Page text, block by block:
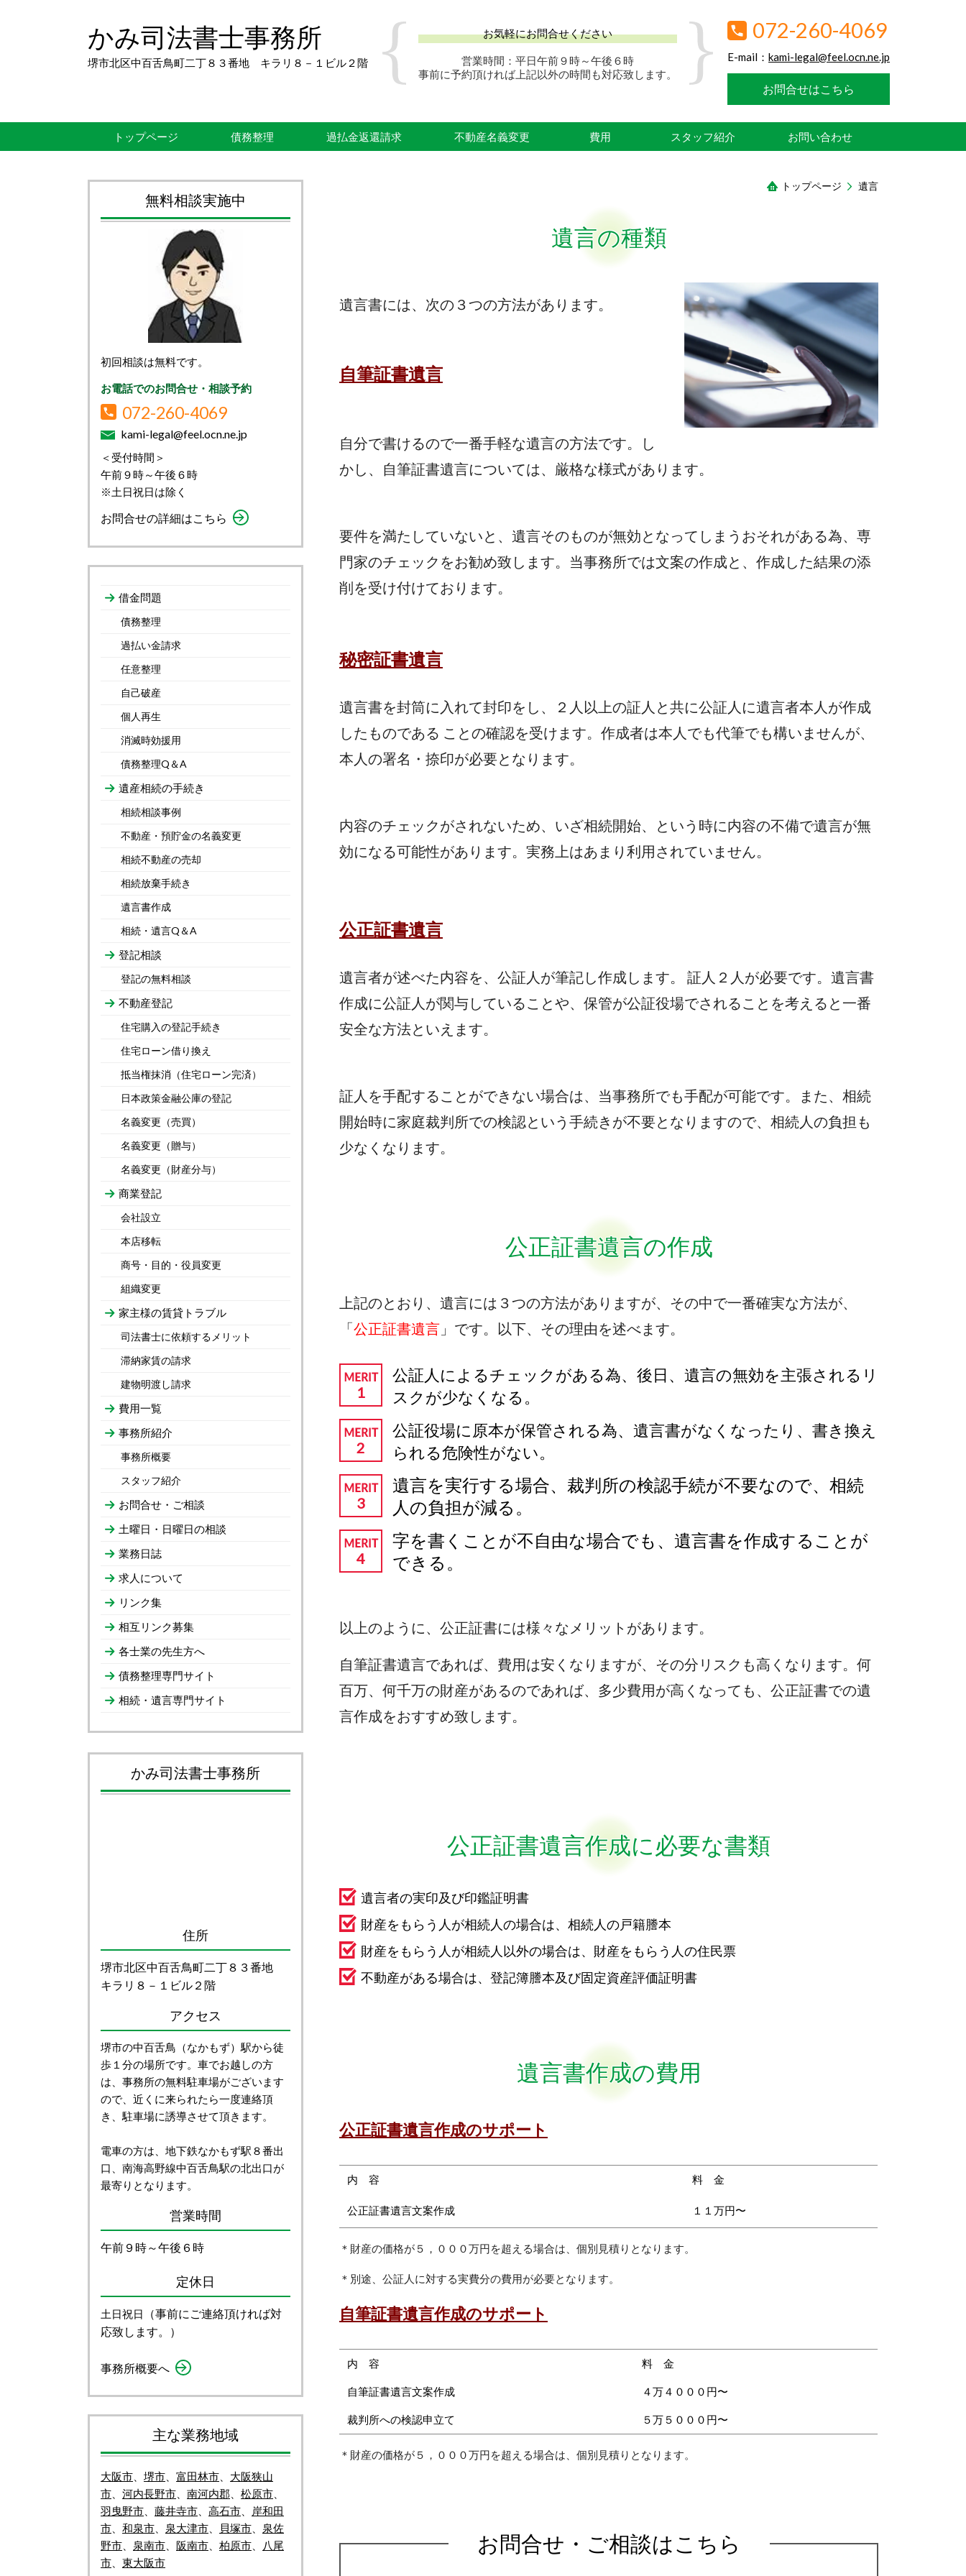
かみ司法書士事務所
堺市北区中百舌鳥町二丁８３番地 キラリ８－１ビル２階
お気軽にお問合せください
営業時間：平日午前９時～午後６時
事前に予約頂ければ上記以外の時間も対応致します。
072-260-4069
E-mail： kami-legal@feel.ocn.ne.jp
お問合せはこちら
トップページ 債務整理 過払金返還請求 不動産名義変更 費用 スタッフ紹介 お問い合わせ
トップページ 遺言
遺言の種類
遺言書には、次の３つの方法があります。
自筆証書遺言
自分で書けるので一番手軽な遺言の方法です。し
かし、自筆証書遺言については、厳格な様式があります。
要件を満たしていないと、遺言そのものが無効となってしまうおそれがある為、専
門家のチェックをお勧め致します。当事務所では文案の作成と、作成した結果の添
削を受け付けております。
秘密証書遺言
遺言書を封筒に入れて封印をし、２人以上の証人と共に公証人に遺言者本人が作成
したものである ことの確認を受けます。作成者は本人でも代筆でも構いませんが、
本人の署名・捺印が必要となります。
内容のチェックがされないため、いざ相続開始、という時に内容の不備で遺言が無
効になる可能性があります。実務上はあまり利用されていません。
公正証書遺言
遺言者が述べた内容を、公証人が筆記し作成します。 証人２人が必要です。遺言書
作成に公証人が関与していることや、保管が公証役場でされることを考えると一番
安全な方法といえます。
証人を手配することができない場合は、当事務所でも手配が可能です。また、相続
開始時に家庭裁判所での検認という手続きが不要となりますので、相続人の負担も
少なくなります。
公正証書遺言の作成
上記のとおり、遺言には３つの方法がありますが、その中で一番確実な方法が、
「公正証書遺言 」です。以下、その理由を述べます。
公証人によるチェックがある為、後日、遺言の無効を主張されるリ
スクが少なくなる。
公証役場に原本が保管される為、遺言書がなくなったり、書き換え
られる危険性がない。
遺言を実行する場合、裁判所の検認手続が不要なので、相続
人の負担が減る。
字を書くことが不自由な場合でも、遺言書を作成することが
できる。
以上のように、公正証書には様々なメリットがあります。
自筆証書遺言であれば、費用は安くなりますが、その分リスクも高くなります。何
百万、何千万の財産があるのであれば、多少費用が高くなっても、公正証書での遺
言作成をおすすめ致します。
公正証書遺言作成に必要な書類
遺言者の実印及び印鑑証明書
財産をもらう人が相続人の場合は、相続人の戸籍謄本
財産をもらう人が相続人以外の場合は、財産をもらう人の住民票
不動産がある場合は、登記簿謄本及び固定資産評価証明書
遺言書作成の費用
公正証書遺言作成のサポート
内 容 料 金
公正証書遺言文案作成 １１ 万円〜
＊財産の価格が５，０００万円を超える場合は、個別見積りとなります。
＊別途、公証人に対する実費分の費用が必要となります。
自筆証書遺言作成のサポート
内 容 料 金
自筆証書遺言文案作成 ４万４０００円〜
裁判所への検認申立て ５万５０００円〜
＊財産の価格が５，０００万円を超える場合は、個別見積りとなります。
お問合せ・ご相談はこちら
無料相談実施中
初回相談は無料です。
お電話でのお問合せ・相談予約
072-260-4069
kami-legal@feel.ocn.ne.jp
＜受付時間＞
午前９時～午後６時
※土日祝日は除く
お問合せの詳細はこちら
借金問題
債務整理
過払い金請求
任意整理
自己破産
個人再生
消滅時効援用
債務整理Q＆A
遺産相続の手続き
相続相談事例
不動産・預貯金の名義変更
相続不動産の売却
相続放棄手続き
遺言書作成
相続・遺言Q＆A
登記相談
登記の無料相談
不動産登記
住宅購入の登記手続き
住宅ローン借り換え
抵当権抹消（住宅ローン完済）
日本政策金融公庫の登記
名義変更（売買）
名義変更（贈与）
名義変更（財産分与）
商業登記
会社設立
本店移転
商号・目的・役員変更
組織変更
家主様の賃貸トラブル
司法書士に依頼するメリット
滞納家賃の請求
建物明渡し請求
費用一覧
事務所紹介
事務所概要
スタッフ紹介
お問合せ・ご相談
土曜日・日曜日の相談
業務日誌
求人について
リンク集
相互リンク募集
各士業の先生方へ
債務整理専門サイト
相続・遺言専門サイト
かみ司法書士事務所
住所
堺市北区中百舌鳥町二丁８３番地
キラリ８－１ビル２階
アクセス
堺市の中百舌鳥（なかもず）駅から徒
歩１分の場所です。車でお越しの方
は、事務所の無料駐車場がございます
ので、近くに来られたら一度連絡頂
き、駐車場に誘導させて頂きます。
電車の方は、地下鉄なかもず駅８番出
口、南海高野線中百舌鳥駅の北出口が
最寄りとなります。
営業時間
午前９時～午後６時
定休日
土日祝日
（事前にご連絡頂ければ対
応致します。）
事務所概要へ
主な業務地域
大阪市 堺市 富田林市
大阪狭山
市
河内長野市 南河内郡 松原市
羽曳野市
藤井寺市 高石市
岸和田
市
和泉市 泉大津市 貝塚市
泉佐
野市
泉南市 阪南市 柏原市
八尾
市
東大阪市